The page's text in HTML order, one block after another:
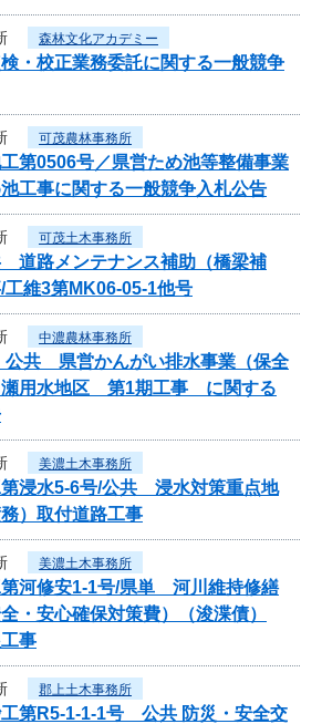
森林文化アカデミー
・校正業務委託に関する一般競争
可茂農林事務所
工第0506号／県営ため池等整備事業
工事に関する一般競争入札公告
可茂土木事務所
道路メンテナンス補助（橋梁補
維3第MK06-05-1他号
中濃農林事務所
公共 県営かんがい排水事業（保全
用水地区 第1期工事 に関する
美濃土木事務所
第浸水5-6号/公共 浸水対策重点地
）取付道路工事
美濃土木事務所
第河修安1-1号/県単 河川維持修繕
・安心確保対策費）（浚渫債）
事
郡上土木事務所
工第R5-1-1-1号 公共 防災・安全交